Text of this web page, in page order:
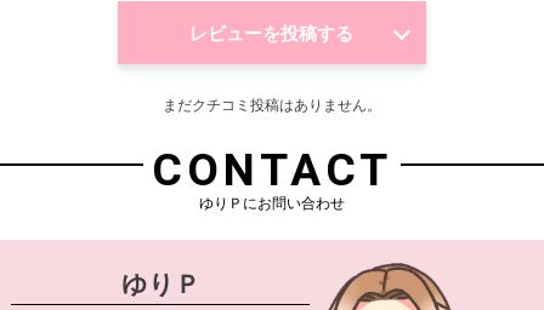
レビューを投稿する
まだクチコミ投稿はありません。
CONTACT
ゆりＰにお問い合わせ
ゆりＰ